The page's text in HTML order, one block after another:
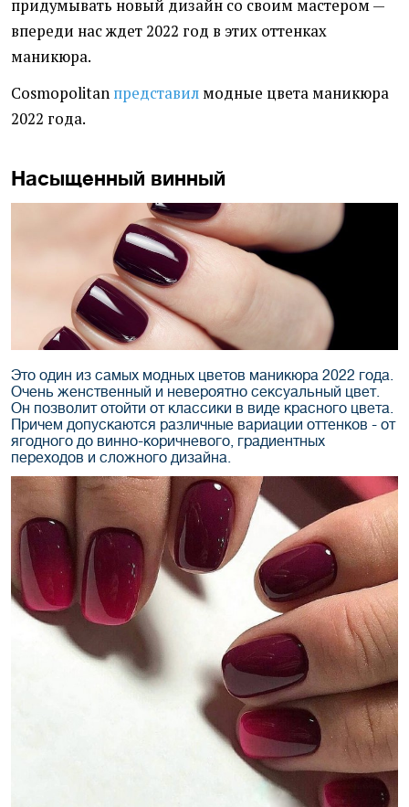
придумывать новый дизайн со своим мастером —
впереди нас ждет 2022 год в этих оттенках
маникюра.
Cosmopolitan представил модные цвета маникюра
2022 года.
Насыщенный винный
Это один из самых модных цветов маникюра 2022 года.
Очень женственный и невероятно сексуальный цвет.
Он позволит отойти от классики в виде красного цвета.
Причем допускаются различные вариации оттенков - от
ягодного до винно-коричневого, градиентных
переходов и сложного дизайна.